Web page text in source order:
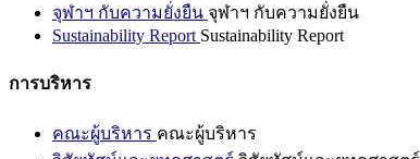
จุฬาฯ กับความยั่งยืน จุฬาฯ กับความยั่งยืน
Sustainability Report Sustainability Report
การบริหาร
คณะผู้บริหาร คณะผู้บริหาร